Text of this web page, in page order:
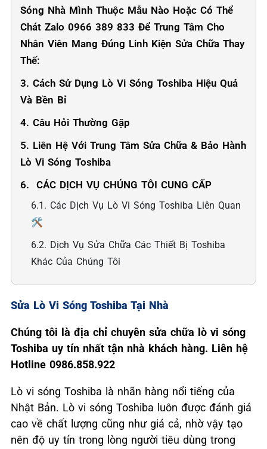
Sóng Nhà Mình Thuộc Mẫu Nào Hoặc Có Thể
Chát Zalo 0966 389 833 Để Trung Tâm Cho
Nhân Viên Mang Đúng Linh Kiện Sửa Chữa Thay
Thế:
3. Cách Sử Dụng Lò Vi Sóng Toshiba Hiệu Quả
Và Bền Bỉ
4. Câu Hỏi Thường Gặp
5. Liên Hệ Với Trung Tâm Sửa Chữa & Bảo Hành
Lò Vi Sóng Toshiba
6. ️ CÁC DỊCH VỤ CHÚNG TÔI CUNG CẤP
6.1. Các Dịch Vụ Lò Vi Sóng Toshiba Liên Quan
🛠️
6.2. Dịch Vụ Sửa Chữa Các Thiết Bị Toshiba
Khác Của Chúng Tôi
Sửa Lò Vi Sóng Toshiba Tại Nhà
Chúng tôi là địa chỉ chuyên sửa chữa lò vi sóng
Toshiba uy tín nhất tận nhà khách hàng. Liên hệ
Hotline 0986.858.922
Lò vi sóng Toshiba là nhãn hàng nổi tiếng của
Nhật Bản. Lò vi sóng Toshiba luôn được đánh giá
cao về chất lượng cũng như giá cả, nhờ vậy tạo
nên độ uy tín trong lòng người tiêu dùng trong